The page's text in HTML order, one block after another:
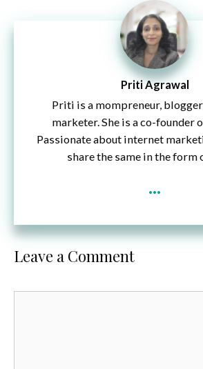
Priti Agrawal
Priti is a mompreneur,
marketer. She is a co-founder
Passionate about internet
share the same in the form
...
Leave a Comment